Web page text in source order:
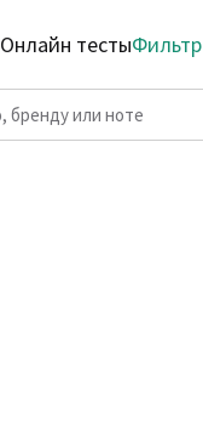
Онлайн тестыФильтр